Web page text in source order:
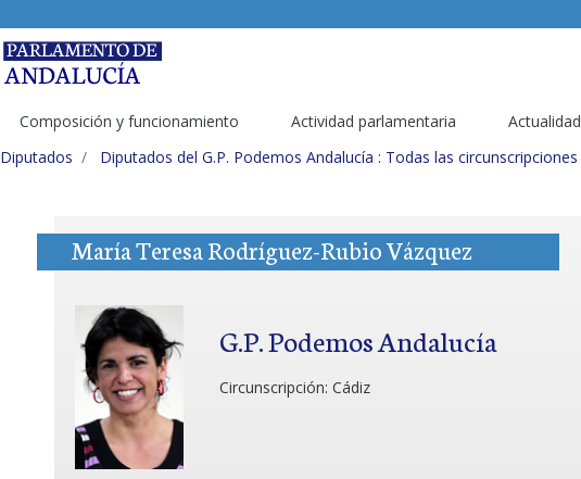
Composición y funcionamiento Actividad parlamentaria Actualidad
Diputados Diputados del G.P. Podemos Andalucía : Todas las circunscripciones
María Teresa Rodríguez-Rubio Vázquez
G.P. Podemos Andalucía
Circunscripción: Cádiz